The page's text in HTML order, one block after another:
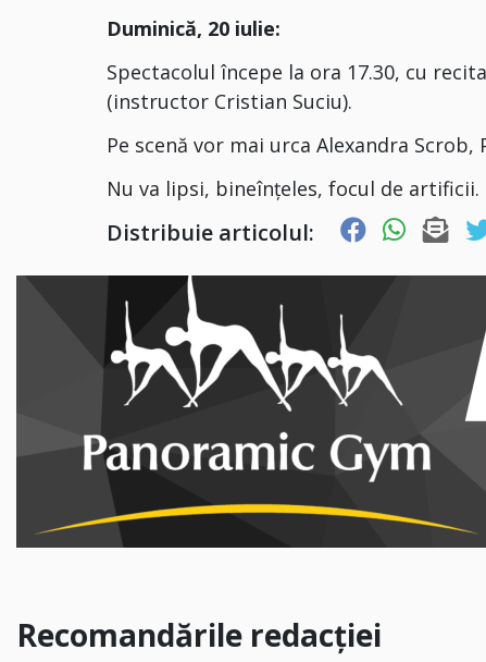
Duminică, 20 iulie:
Spectacolul începe la ora 17.30, cu
(instructor Cristian Suciu).
Pe scenă vor mai urca Alexandra
Nu va lipsi, bineînțeles, focul de artificii.
Distribuie articolul:
Recomandările redacției